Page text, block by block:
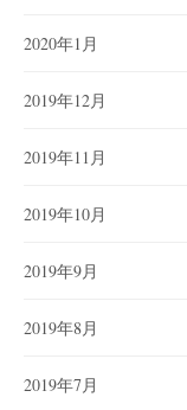
2020年1月
2019年12月
2019年11月
2019年10月
2019年9月
2019年8月
2019年7月